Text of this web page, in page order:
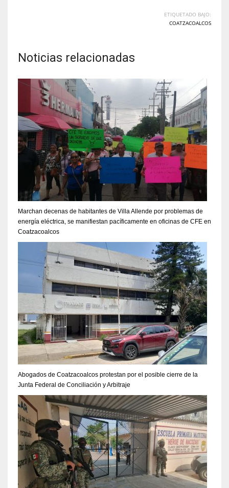
ETIQUETADO BAJO:
COATZACOALCOS
Noticias relacionadas
Marchan decenas de habitantes de Villa Allende por problemas de
energía eléctrica, se manifiestan pacíficamente en oficinas de CFE en
Coatzacoalcos
Abogados de Coatzacoalcos protestan por el posible cierre de la
Junta Federal de Conciliación y Arbitraje